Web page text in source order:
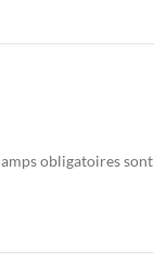
obligatoires sont